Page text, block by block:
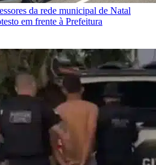
da rede municipal de Natal
em frente à Prefeitura